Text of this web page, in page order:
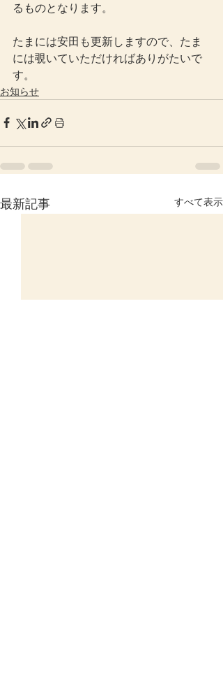
るものとなります。
たまには安田も更新しますので、たま
には覗いていただければありがたいで
す。
お知らせ
最新記事 すべて表示